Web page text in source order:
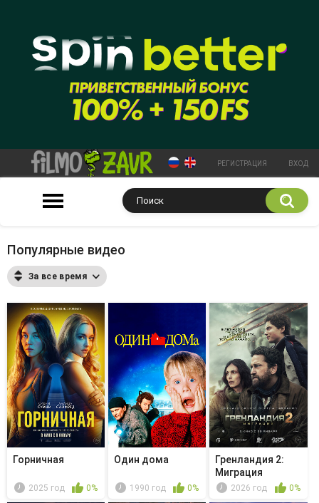
РЕГИСТРАЦИЯ ВХОД
Популярные видео
За все время
Горничная
2025 год 0%
Один дома
1990 год 0%
Гренландия 2:
Миграция
2026 год 0%